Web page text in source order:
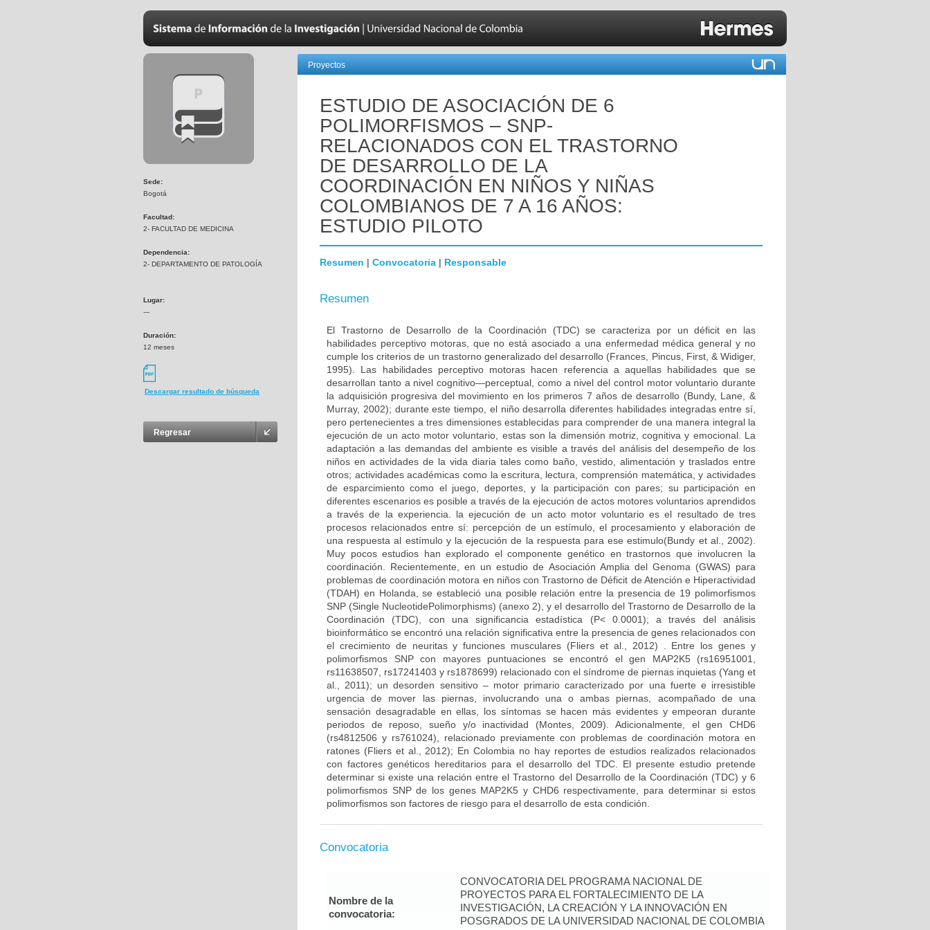
Sede:
Bogotá
Facultad:
2- FACULTAD DE MEDICINA
Dependencia:
2- DEPARTAMENTO DE PATOLOGÍA
Lugar:
---
Duración:
12 meses
Descargar resultado de búsqueda
Regresar
Proyectos
ESTUDIO DE ASOCIACIÓN DE 6
POLIMORFISMOS – SNP-
RELACIONADOS CON EL TRASTORNO
DE DESARROLLO DE LA
COORDINACIÓN EN NIÑOS Y NIÑAS
COLOMBIANOS DE 7 A 16 AÑOS:
ESTUDIO PILOTO
Resumen | Convocatoria | Responsable
Resumen
El Trastorno de Desarrollo de la Coordinación (TDC) se caracteriza por un déficit en las
habilidades perceptivo motoras, que no está asociado a una enfermedad médica general y no
cumple los criterios de un trastorno generalizado del desarrollo (Frances, Pincus, First, & Widiger,
1995). Las habilidades perceptivo motoras hacen referencia a aquellas habilidades que se
desarrollan tanto a nivel cognitivo—perceptual, como a nivel del control motor voluntario durante
la adquisición progresiva del movimiento en los primeros 7 años de desarrollo (Bundy, Lane, &
Murray, 2002); durante este tiempo, el niño desarrolla diferentes habilidades integradas entre sí,
pero pertenecientes a tres dimensiones establecidas para comprender de una manera integral la
ejecución de un acto motor voluntario, estas son la dimensión motriz, cognitiva y emocional. La
adaptación a las demandas del ambiente es visible a través del análisis del desempeño de los
niños en actividades de la vida diaria tales como baño, vestido, alimentación y traslados entre
otros; actividades académicas como la escritura, lectura, comprensión matemática, y actividades
de esparcimiento como el juego, deportes, y la participación con pares; su participación en
diferentes escenarios es posible a través de la ejecución de actos motores voluntarios aprendidos
a través de la experiencia. la ejecución de un acto motor voluntario es el resultado de tres
procesos relacionados entre sí: percepción de un estímulo, el procesamiento y elaboración de
una respuesta al estímulo y la ejecución de la respuesta para ese estimulo(Bundy et al., 2002).
Muy pocos estudios han explorado el componente genético en trastornos que involucren la
coordinación. Recientemente, en un estudio de Asociación Amplia del Genoma (GWAS) para
problemas de coordinación motora en niños con Trastorno de Déficit de Atención e Hiperactividad
(TDAH) en Holanda, se estableció una posible relación entre la presencia de 19 polimorfismos
SNP (Single NucleotidePolimorphisms) (anexo 2), y el desarrollo del Trastorno de Desarrollo de la
Coordinación (TDC), con una significancia estadística (P< 0.0001); a través del análisis
bioinformático se encontró una relación significativa entre la presencia de genes relacionados con
el crecimiento de neuritas y funciones musculares (Fliers et al., 2012) . Entre los genes y
polimorfismos SNP con mayores puntuaciones se encontró el gen MAP2K5 (rs16951001,
rs11638507, rs17241403 y rs1878699) relacionado con el síndrome de piernas inquietas (Yang et
al., 2011); un desorden sensitivo – motor primario caracterizado por una fuerte e irresistible
urgencia de mover las piernas, involucrando una o ambas piernas, acompañado de una
sensación desagradable en ellas, los síntomas se hacen más evidentes y empeoran durante
periodos de reposo, sueño y/o inactividad (Montes, 2009). Adicionalmente, el gen CHD6
(rs4812506 y rs761024), relacionado previamente con problemas de coordinación motora en
ratones (Fliers et al., 2012); En Colombia no hay reportes de estudios realizados relacionados
con factores genéticos hereditarios para el desarrollo del TDC. El presente estudio pretende
determinar si existe una relación entre el Trastorno del Desarrollo de la Coordinación (TDC) y 6
polimorfismos SNP de los genes MAP2K5 y CHD6 respectivamente, para determinar si estos
polimorfismos son factores de riesgo para el desarrollo de esta condición.
Convocatoria
Nombre de la
convocatoria:
CONVOCATORIA DEL PROGRAMA NACIONAL DE
PROYECTOS PARA EL FORTALECIMIENTO DE LA
INVESTIGACIÓN, LA CREACIÓN Y LA INNOVACIÓN EN
POSGRADOS DE LA UNIVERSIDAD NACIONAL DE COLOMBIA